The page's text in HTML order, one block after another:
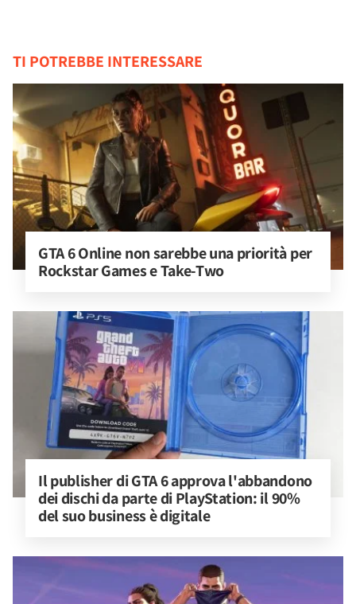
TI POTREBBE INTERESSARE
GTA 6 Online non sarebbe una priorità per
Rockstar Games e Take-Two
Il publisher di GTA 6 approva l'abbandono
dei dischi da parte di PlayStation: il 90%
del suo business è digitale